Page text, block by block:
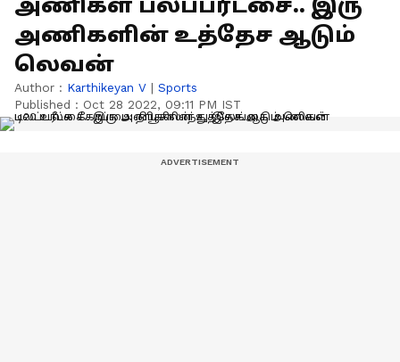
அணிகள் பலப்பரீட்சை.. இரு
அணிகளின் உத்தேச ஆடும்
லெவன்
Author : Karthikeyan V | Sports
Published : Oct 28 2022, 09:11 PM IST